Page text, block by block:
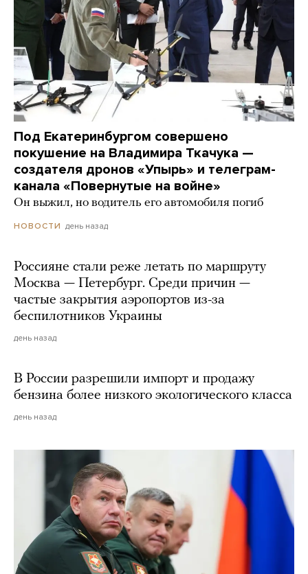
Под Екатеринбургом совершено
покушение на Владимира Ткачука —
создателя дронов «Упырь» и телеграм-
канала «Повернутые на войне»
Он выжил, но водитель его автомобиля погиб
НОВОСТИ день назад
Россияне стали реже летать по маршруту
Москва — Петербург. Среди причин —
частые закрытия аэропортов из-за
беспилотников Украины
день назад
В России разрешили импорт и продажу
бензина более низкого экологического класса
день назад